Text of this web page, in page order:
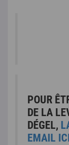
POUR
DE LA
DÉGEL,
EMAIL